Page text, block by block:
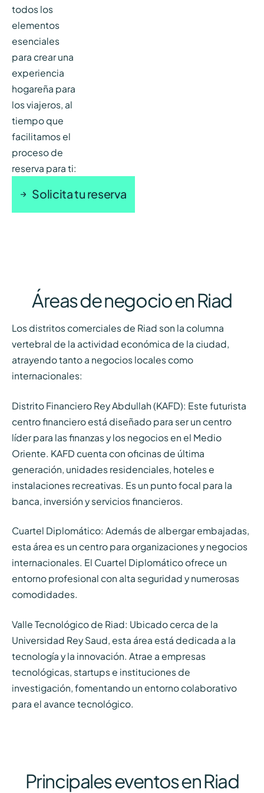
todos los
elementos
esenciales
para crear una
experiencia
hogareña para
los viajeros, al
tiempo que
facilitamos el
proceso de
reserva para ti:
Solicita tu reserva
Áreas de negocio en Riad
Los distritos comerciales de Riad son la columna
vertebral de la actividad económica de la ciudad,
atrayendo tanto a negocios locales como
internacionales:
Distrito Financiero Rey Abdullah (KAFD): Este futurista
centro financiero está diseñado para ser un centro
líder para las finanzas y los negocios en el Medio
Oriente. KAFD cuenta con oficinas de última
generación, unidades residenciales, hoteles e
instalaciones recreativas. Es un punto focal para la
banca, inversión y servicios financieros.
Cuartel Diplomático: Además de albergar embajadas,
esta área es un centro para organizaciones y negocios
internacionales. El Cuartel Diplomático ofrece un
entorno profesional con alta seguridad y numerosas
comodidades.
Valle Tecnológico de Riad: Ubicado cerca de la
Universidad Rey Saud, esta área está dedicada a la
tecnología y la innovación. Atrae a empresas
tecnológicas, startups e instituciones de
investigación, fomentando un entorno colaborativo
para el avance tecnológico.
Principales eventos en Riad